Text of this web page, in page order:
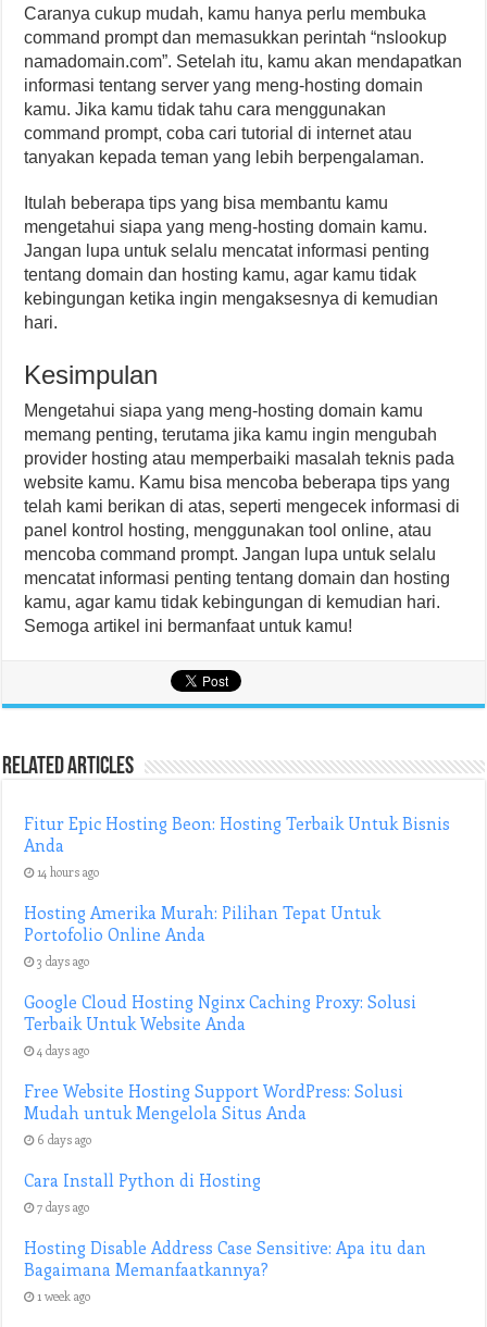
Caranya cukup mudah, kamu hanya perlu membuka
command prompt dan memasukkan perintah “nslookup
namadomain.com”. Setelah itu, kamu akan mendapatkan
informasi tentang server yang meng-hosting domain
kamu. Jika kamu tidak tahu cara menggunakan
command prompt, coba cari tutorial di internet atau
tanyakan kepada teman yang lebih berpengalaman.
Itulah beberapa tips yang bisa membantu kamu
mengetahui siapa yang meng-hosting domain kamu.
Jangan lupa untuk selalu mencatat informasi penting
tentang domain dan hosting kamu, agar kamu tidak
kebingungan ketika ingin mengaksesnya di kemudian
hari.
Kesimpulan
Mengetahui siapa yang meng-hosting domain kamu
memang penting, terutama jika kamu ingin mengubah
provider hosting atau memperbaiki masalah teknis pada
website kamu. Kamu bisa mencoba beberapa tips yang
telah kami berikan di atas, seperti mengecek informasi di
panel kontrol hosting, menggunakan tool online, atau
mencoba command prompt. Jangan lupa untuk selalu
mencatat informasi penting tentang domain dan hosting
kamu, agar kamu tidak kebingungan di kemudian hari.
Semoga artikel ini bermanfaat untuk kamu!
Related Articles
Fitur Epic Hosting Beon: Hosting Terbaik Untuk Bisnis
Anda
14 hours ago
Hosting Amerika Murah: Pilihan Tepat Untuk
Portofolio Online Anda
3 days ago
Google Cloud Hosting Nginx Caching Proxy: Solusi
Terbaik Untuk Website Anda
4 days ago
Free Website Hosting Support WordPress: Solusi
Mudah untuk Mengelola Situs Anda
6 days ago
Cara Install Python di Hosting
7 days ago
Hosting Disable Address Case Sensitive: Apa itu dan
Bagaimana Memanfaatkannya?
1 week ago